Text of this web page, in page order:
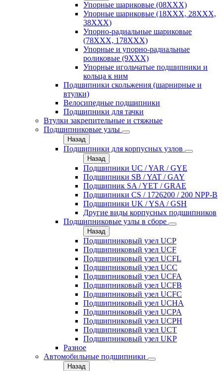
Упорные шариковые (08XXX)
Упорные шариковые (18XXX, 28XXХ,
38ХХХ)
Упорно-радиальные шариковые
(78XXX, 178ХХХ)
Упорные и упорно-радиальные
роликовые (9ХХХ)
Упорные игольчатые подшипники и
кольца к ним
Подшипники скольжения (шарнирные и
втулки)
Велосипедные подшипники
Подшипники для тачки
Втулки закрепительные и стяжные
Подшипниковые узлы
Назад
Подшипники для корпусных узлов
Назад
Подшипники UC / YAR / GYE
Подшипники SB / YAT / GAY
Подшипник SA / YET / GRAE
Подшипники CS / 1726200 / 200 NPP-B
Подшипники UK / YSA / GSH
Другие виды корпусных подшипников
Подшипниковые узлы в сборе
Назад
Подшипниковый узел UCP
Подшипниковый узел UCF
Подшипниковый узел UCFL
Подшипниковый узел UCC
Подшипниковый узел UCFA
Подшипниковый узел UCFB
Подшипниковый узел UCFC
Подшипниковый узел UCHA
Подшипниковый узел UCPA
Подшипниковый узел UCPH
Подшипниковый узел UCT
Подшипниковый узел UKP
Разное
Автомобильные подшипники
Назад